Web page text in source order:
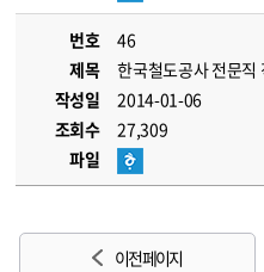
번호
46
제목
한국철도공사 전문직
작성일
2014-01-06
조회수
27,309
파일
이전 페이지